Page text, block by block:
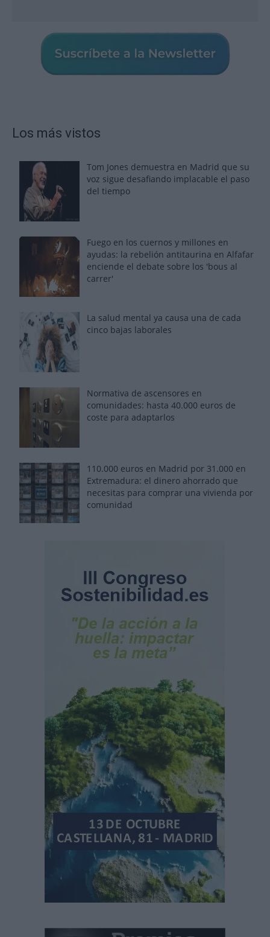
Los más vistos
Tom Jones demuestra en Madrid que su
voz sigue desafiando implacable el paso
del tiempo
Fuego en los cuernos y millones en
ayudas: la rebelión antitaurina en Alfafar
enciende el debate sobre los 'bous al
carrer'
La salud mental ya causa una de cada
cinco bajas laborales
Normativa de ascensores en
comunidades: hasta 40.000 euros de
coste para adaptarlos
110.000 euros en Madrid por 31.000 en
Extremadura: el dinero ahorrado que
necesitas para comprar una vivienda por
comunidad